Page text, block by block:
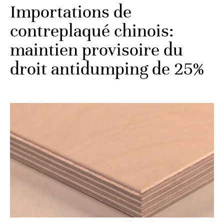
Importations de
contreplaqué chinois:
maintien provisoire du
droit antidumping de 25%